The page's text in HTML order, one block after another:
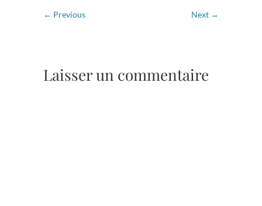
← Previous Next →
Laisser un commentaire